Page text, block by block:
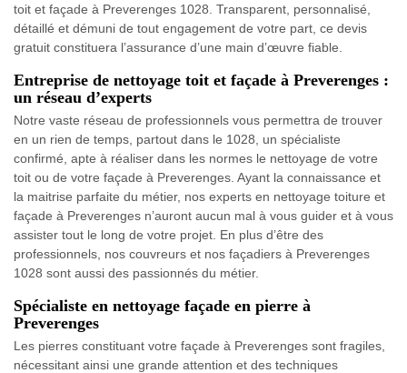
toit et façade à Preverenges 1028. Transparent, personnalisé,
détaillé et démuni de tout engagement de votre part, ce devis
gratuit constituera l’assurance d’une main d’œuvre fiable.
Entreprise de nettoyage toit et façade à Preverenges :
un réseau d’experts
Notre vaste réseau de professionnels vous permettra de trouver
en un rien de temps, partout dans le 1028, un spécialiste
confirmé, apte à réaliser dans les normes le nettoyage de votre
toit ou de votre façade à Preverenges. Ayant la connaissance et
la maitrise parfaite du métier, nos experts en nettoyage toiture et
façade à Preverenges n’auront aucun mal à vous guider et à vous
assister tout le long de votre projet. En plus d’être des
professionnels, nos couvreurs et nos façadiers à Preverenges
1028 sont aussi des passionnés du métier.
Spécialiste en nettoyage façade en pierre à
Preverenges
Les pierres constituant votre façade à Preverenges sont fragiles,
nécessitant ainsi une grande attention et des techniques